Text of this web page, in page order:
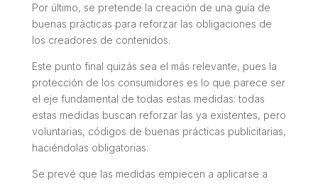
Por último, se pretende la creación de una guía de
buenas prácticas para reforzar las obligaciones de
los creadores de contenidos.
Este punto final quizás sea el más relevante, pues la
protección de los consumidores es lo que parece ser
el eje fundamental de todas estas medidas: todas
estas medidas buscan reforzar las ya existentes, pero
voluntarias, códigos de buenas prácticas publicitarias,
haciéndolas obligatorias.
Se prevé que las medidas empiecen a aplicarse a